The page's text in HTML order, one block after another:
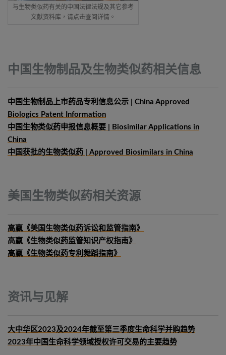
与生物类似药有关的中国法律法规及其它参考
文献资料库，请点击查阅详情。
中国生物制品及生物类似药相关信息
中国生物制品上市药品专利信息公示 | China Approved
Biologics Patent Information
中国生物类似药申报信息概要 | Biosimilar Applications in
China
中国获批的生物类似药 | Approved Biosimilars in China
美国生物类似药相关资源
高赢《美国生物类似药诉讼和监管指南》
高赢《生物类似药监管知识产权指南》
高赢《生物类似药专利舞蹈指南》
资讯与见解
大中华区2023及2024年截至第三季度生命科学并购趋势
2023年中国生命科学领域授权许可交易的主要趋势